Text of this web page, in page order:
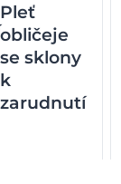
Pleť
obličeje
se sklony
k
zarudnutí